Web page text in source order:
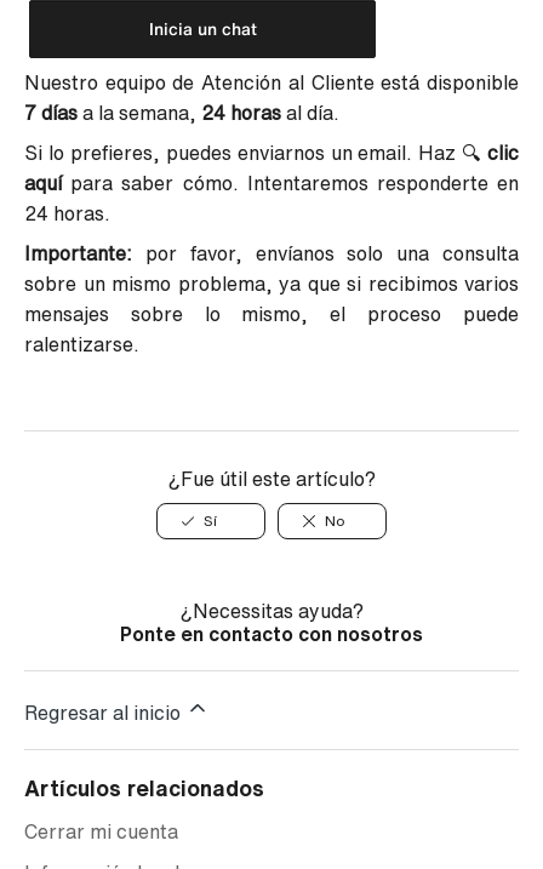
Inicia un chat
Nuestro equipo de Atención al Cliente está disponible
7 días a la semana, 24 horas al día.
Si lo prefieres, puedes enviarnos un email. Haz 🔍 clic
aquípara saber cómo. Intentaremos responderte en
24 horas.
Importante: por favor, envíanos solo una consulta
sobre un mismo problema, ya que si recibimos varios
mensajes sobre lo mismo, el proceso puede
ralentizarse.
¿Fue útil este artículo?
Sí No
¿Necessitas ayuda?
Ponte en contacto con nosotros
Regresar al inicio
Artículos relacionados
Cerrar mi cuenta